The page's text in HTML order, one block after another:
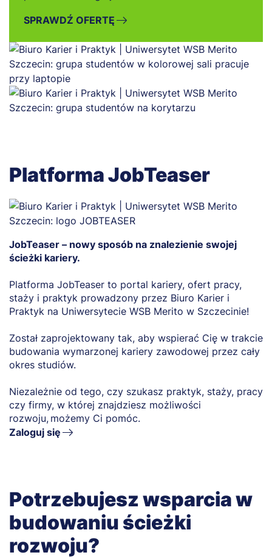
SPRAWDŹ OFERTĘ
Platforma JobTeaser
JobTeaser – nowy sposób na znalezienie swojej
ścieżki kariery.
Platforma JobTeaser to portal kariery, ofert pracy,
staży i praktyk prowadzony przez Biuro Karier i
Praktyk na Uniwersytecie WSB Merito w Szczecinie!
Został zaprojektowany tak, aby wspierać Cię w trakcie
budowania wymarzonej kariery zawodowej przez cały
okres studiów.
Niezależnie od tego, czy szukasz praktyk, staży, pracy
czy firmy, w której znajdziesz możliwości
rozwoju, możemy Ci pomóc.
Zaloguj się
Potrzebujesz wsparcia w
budowaniu ścieżki
rozwoju?